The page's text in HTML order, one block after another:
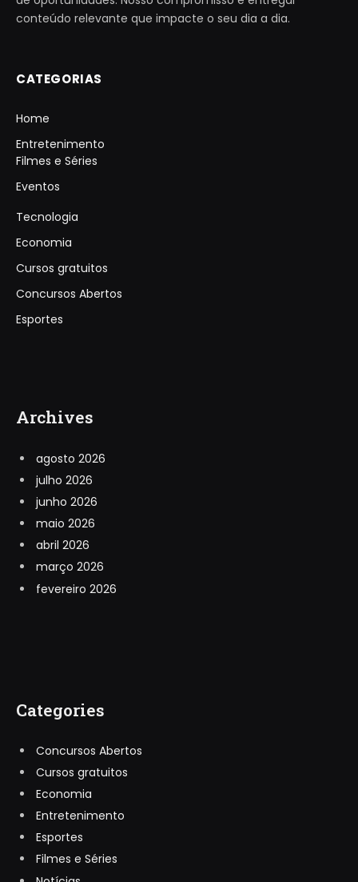
conteúdo relevante que impacte o seu dia a dia.
CATEGORIAS
Home
Entretenimento
Filmes e Séries
Eventos
Tecnologia
Economia
Cursos gratuitos
Concursos Abertos
Esportes
Archives
agosto 2026
julho 2026
junho 2026
maio 2026
abril 2026
março 2026
fevereiro 2026
Categories
Concursos Abertos
Cursos gratuitos
Economia
Entretenimento
Esportes
Filmes e Séries